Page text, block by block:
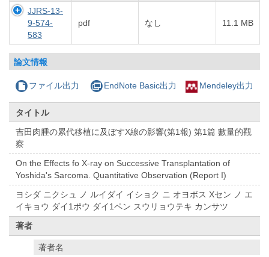
JJRS-13-
9-574-
583
pdf なし 11.1 MB
論文情報
ファイル出力 EndNote Basic出力 Mendeley出力
タイトル
吉田肉腫の累代移植に及ぼすX線の影響(第1報) 第1篇 數量的觀
察
On the Effects fo X-ray on Successive Transplantation of
Yoshida's Sarcoma. Quantitative Observation (Report I)
ヨシダ ニクシュ ノ ルイダイ イショク ニ オヨボス Xセン ノ エ
イキョウ ダイ1ポウ ダイ1ペン スウリョウテキ カンサツ
著者
著者名